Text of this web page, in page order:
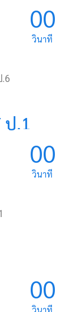
00
วินาที
ป.1
00
วินาที
00
วินาที